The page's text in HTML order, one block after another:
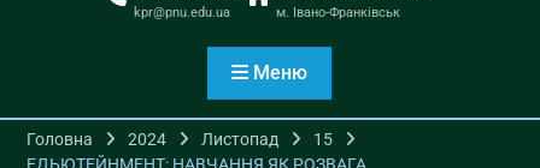
kpr@pnu.edu.ua
м. Івано-Франківськ
Меню
Головна 2024 Листопад
15